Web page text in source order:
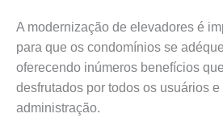
A modernização de elevadores é
para que os condomínios se
oferecendo inúmeros benefícios
desfrutados por todos os usuários e
administração.